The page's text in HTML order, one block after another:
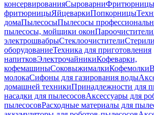
консервированияСыроварни
фритюрницыЯйцеваркиПопкорницы
домаПылесосыПылесосы
пылесосы, мойщики оконПароочистители
электрошвабрыСтеклоочистители
оборудованиеТехника для приготовления
напитковЭлектрочайникиКофеварки,
кофемашиныСоковыжималкиКофемолки
молокаСифоны для газирования воды
домашней техникиПринадлежности для
насадки для пылесосовАксессуары для
пылесосовРасходные материалы для